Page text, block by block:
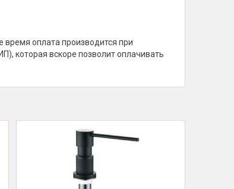
время оплата производится при
которая вскоре позволит оплачивать